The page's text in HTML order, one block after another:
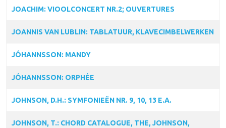
JOACHIM: VIOOLCONCERT NR.2; OUVERTURES
JOANNIS VAN LUBLIN: TABLATUUR, KLAVECIMBELWERKEN
JÓHANNSSON: MANDY
JÓHANNSSON: ORPHÉE
JOHNSON, D.H.: SYMFONIEËN NR. 9, 10, 13 E.A.
JOHNSON, T.: CHORD CATALOGUE, THE, JOHNSON,